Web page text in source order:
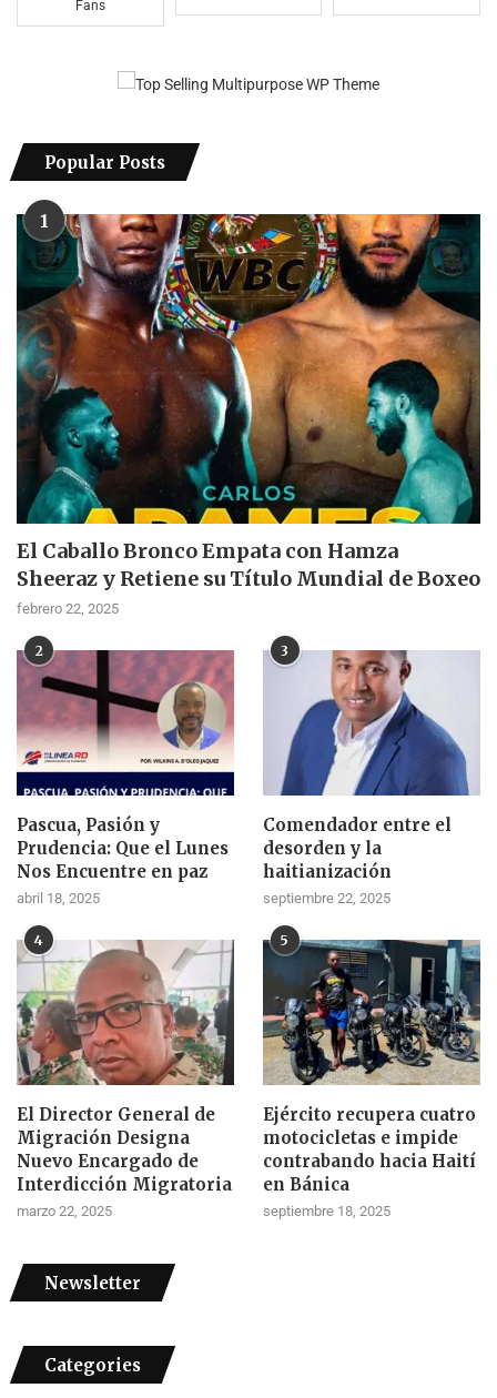
Fans
Popular Posts
1
El Caballo Bronco Empata con Hamza
Sheeraz y Retiene su Título Mundial de Boxeo
febrero 22, 2025
2
Pascua, Pasión y
Prudencia: Que el Lunes
Nos Encuentre en paz
abril 18, 2025
3
Comendador entre el
desorden y la
haitianización
septiembre 22, 2025
4
El Director General de
Migración Designa
Nuevo Encargado de
Interdicción Migratoria
marzo 22, 2025
5
Ejército recupera cuatro
motocicletas e impide
contrabando hacia Haití
en Bánica
septiembre 18, 2025
Newsletter
Categories